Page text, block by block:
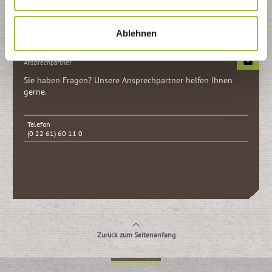
Ablehnen
Kontaktformular
Ansprechpartner
Sie haben Fragen? Unsere Ansprech­partner helfen Ihnen
gerne.
Telefon
(0 22 61) 60 11 0
Zurück zum Seitenanfang